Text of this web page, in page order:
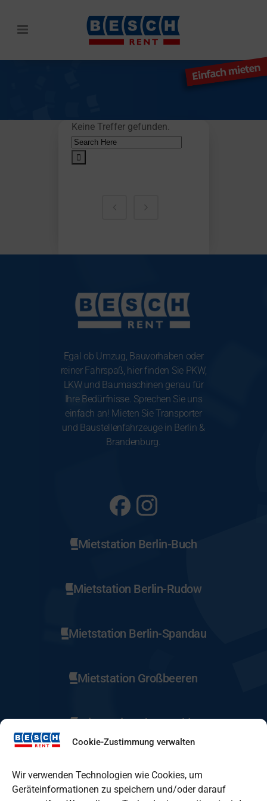
Cookie-Zustimmung verwalten
Wir verwenden Technologien wie Cookies, um
Geräteinformationen zu speichern und/oder darauf
Keine Treffer gefunden.
Search
for:
Egal ob Umzug, Bauvorhaben oder
reiner Fahrspaß, hier finden Sie PKW,
LKW und Baumaschinen genau für
Ihre Bedürfnisse. Sprechen Sie uns
einfach an! Mieten Sie Transporter
und Baustellenfahrzeuge in Berlin &
Brandenburg.
Mietstation Berlin-Buch
Mietstation Berlin-Rudow
Mietstation Berlin-Spandau
Mietstation Großbeeren
Mietstation Eberswalde
Mietstation Fürstenwalde